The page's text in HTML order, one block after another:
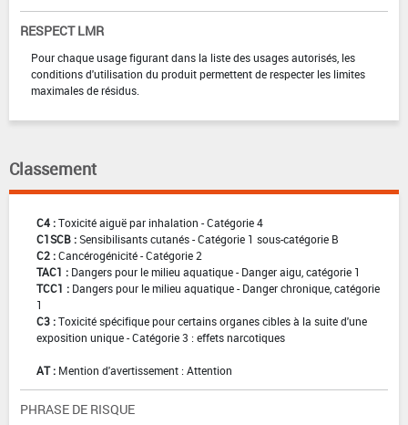
RESPECT LMR
Pour chaque usage figurant dans la liste des usages autorisés, les
conditions d'utilisation du produit permettent de respecter les limites
maximales de résidus.
Classement
C4 :Toxicité aiguë par inhalation - Catégorie 4
C1SCB :Sensibilisants cutanés - Catégorie 1 sous-catégorie B
C2 :Cancérogénicité - Catégorie 2
TAC1 : Dangers pour le milieu aquatique - Danger aigu, catégorie 1
TCC1 : Dangers pour le milieu aquatique - Danger chronique, catégorie
1
C3 :Toxicité spécifique pour certains organes cibles à la suite d'une
exposition unique - Catégorie 3 : effets narcotiques
AT : Mention d'avertissement : Attention
PHRASE DE RISQUE